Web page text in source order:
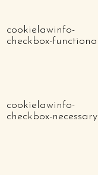
cookielawinfo-
checkbox-functional
cookielawinfo-
checkbox-necessary